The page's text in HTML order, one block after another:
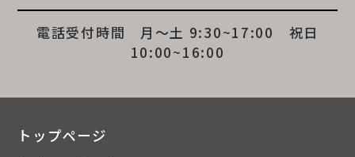
電話受付時間 月～土 9:30~17:00 祝日
10:00~16:00
トップページ